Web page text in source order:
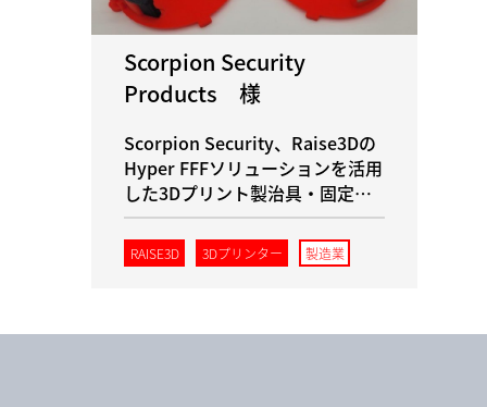
Scorpion Security
Products 様
Scorpion Security、Raise3Dの
Hyper FFFソリューションを活用
した3Dプリント製治具・固定具
により、組立効率を向上
RAISE3D 3Dプリンター 製造業